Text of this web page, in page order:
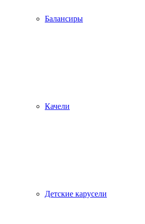
Балансиры
Качели
Детские карусели